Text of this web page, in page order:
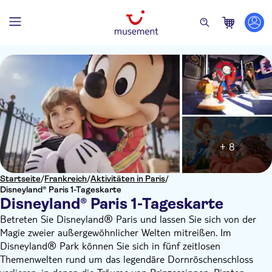
Startseite/Frankreich/Aktivitäten in Paris/
Disneyland® Paris 1-Tageskarte
Disneyland® Paris 1-Tageskarte
+ 8
Betreten Sie Disneyland® Paris und lassen Sie sich von der
Magie zweier außergewöhnlicher Welten mitreißen. Im
Disneyland® Park können Sie sich in fünf zeitlosen
Themenwelten rund um das legendäre Dornröschenschloss